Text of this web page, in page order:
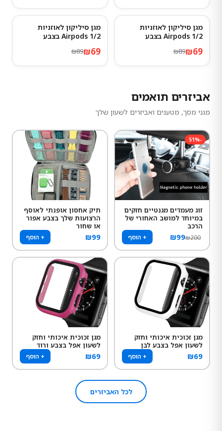
-
22 %
מגן סיליקון לאוזניות
Airpods 1/2 בצבע
₪69
₪89
-
22 %
מגן סיליקון לאוזניות
Airpods 1/2 בצבע
₪69
₪89
אביזרים תואמים
מגני מסך, מטענים ואביזרים לשעון שלך
-
51%
זוג מעמדים מגנטיים חזקים
במיוחד למושב האחורי של
הרכב
₪99₪200 + הוסף
תיק אחסון אופנתי לאוסף
הרצועות שלך בצבע אפור
או שחור
₪99 + הוסף
מגן זכוכית איכותי וחזק
לשעון אפל בצבע לבן
₪69 + הוסף
מגן זכוכית איכותי וחזק
לשעון אפל בצבע ורוד
₪69 + הוסף
לכל האביזרים